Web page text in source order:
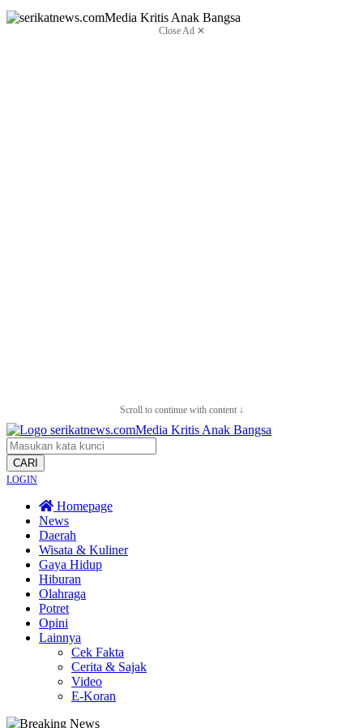
Close Ad ✕
Scroll to continue with content ↓
CARI
LOGIN
Homepage
News
Daerah
Wisata & Kuliner
Gaya Hidup
Hiburan
Olahraga
Potret
Opini
Lainnya
Cek Fakta
Cerita & Sajak
Video
E-Koran